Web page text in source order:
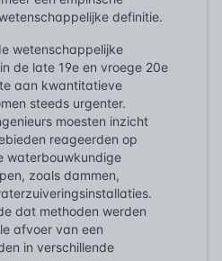
definitie.
wetenschappelijke
de late 19e en vroege 20e
aan kwantitatieve
steeds urgenter.
moesten inzicht
reageerden op
waterbouwkundige
zoals dammen,
dat methoden werden
afvoer van een
in verschillende